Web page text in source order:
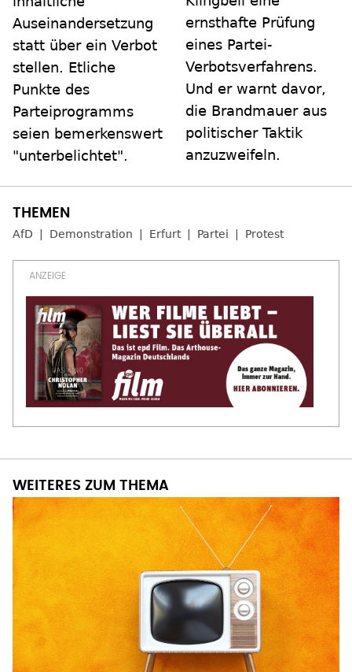
Auseinandersetzung
statt über ein Verbot
stellen. Etliche
Punkte des
Parteiprogramms
seien bemerkenswert
"unterbelichtet".
ernsthafte Prüfung
eines Partei-
Verbotsverfahrens.
Und er warnt davor,
die Brandmauer aus
politischer Taktik
anzuzweifeln.
AfD Demonstration Erfurt Partei Protest
WEITERES ZUM THEMA